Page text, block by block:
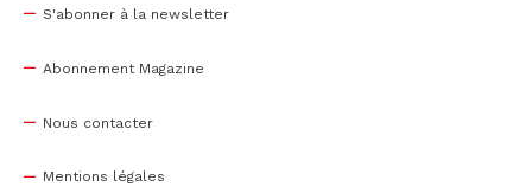
S'abonner à la newsletter
Abonnement Magazine
Nous contacter
Mentions légales